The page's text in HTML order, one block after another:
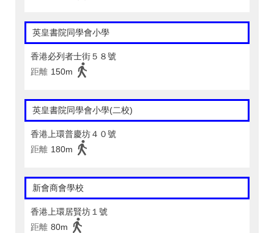
英皇書院同學會小學
香港必列者士街５８號
距離 150m
英皇書院同學會小學(二校)
香港上環普慶坊４０號
距離 180m
新會商會學校
香港上環居賢坊１號
距離 80m